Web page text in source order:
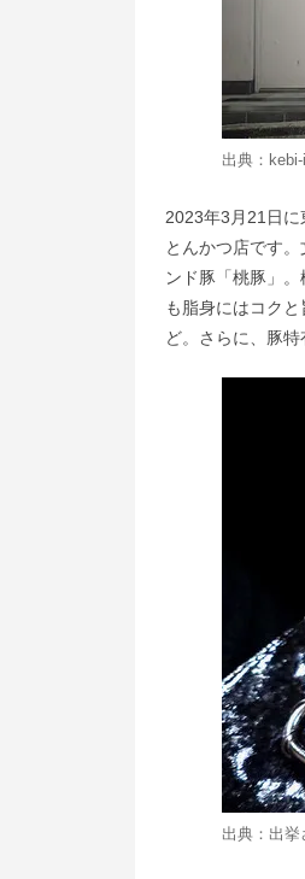
出典：
2023年3月21日
とんかつ店です
ンド豚「桃豚」
も脂身にはコク
ど。さらに、豚
出典： 出挙